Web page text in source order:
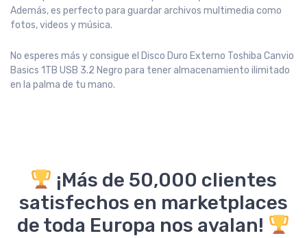
Además, es perfecto para guardar archivos multimedia como
fotos, videos y música.
No esperes más y consigue el Disco Duro Externo Toshiba Canvio
Basics 1TB USB 3.2 Negro para tener almacenamiento ilimitado
en la palma de tu mano.
¡Más de 50,000 clientes
satisfechos en marketplaces
de toda Europa nos avalan!